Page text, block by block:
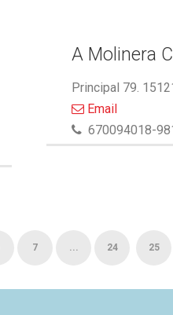
A Molinera
Principal 79.
Email
670094018-
7 ... 24 25